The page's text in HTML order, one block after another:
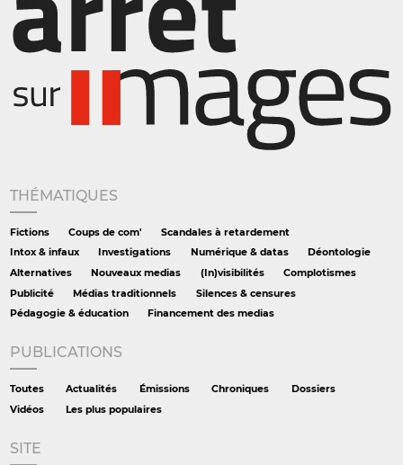
THÉMATIQUES
Fictions Coups de com'
Scandales à retardement
Intox & infaux
Investigations Numérique & datas
Déontologie
Alternatives
Nouveaux medias (In)visibilités
Complotismes
Publicité
Médias traditionnels
Silences & censures
Pédagogie & éducation
Financement des medias
PUBLICATIONS
Toutes Actualités Émissions Chroniques
Dossiers
Vidéos
Les plus populaires
SITE